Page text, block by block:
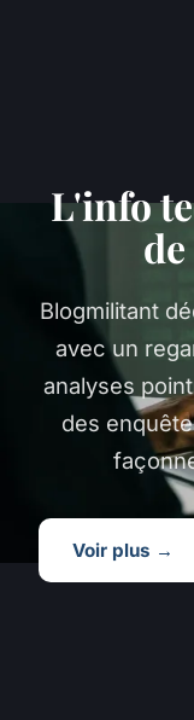
L'info
de
Blogmilitant
avec un
analyses
des
Voir plus →